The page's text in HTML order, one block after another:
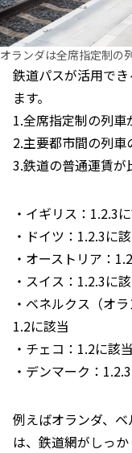
オランダは全席指定制の
鉄道パスが活用で
ます。
1.全席指定制の列車
2.主要都市間の列
3.鉄道の普通運賃が
・イギリス：1.2.3
・ドイツ：1.2.3に
・オーストリア：
・スイス：1.2.3に
・ベネルクス（オ
1.2に該当
・チェコ：1.2に該当
・デンマーク：
例えばオランダ、
は、鉄道網がしっ